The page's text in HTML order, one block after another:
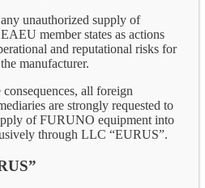
unauthorized supply of
member states as actions
and reputational risks for
manufacturer.
all foreign
are strongly requested to
of FURUNO equipment into
through LLC “EURUS”.